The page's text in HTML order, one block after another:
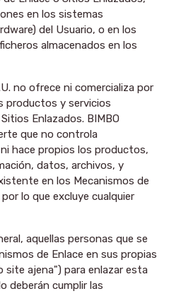
en los sistemas
del Usuario, o en los
almacenados en los
no ofrece ni comercializa por
productos y servicios
Enlazados. BIMBO
que no controla
hace propios los productos,
datos, archivos, y
en los Mecanismos de
lo que excluye cualquier
aquellas personas que se
de Enlace en sus propias
site ajena") para enlazar esta
deberán cumplir las